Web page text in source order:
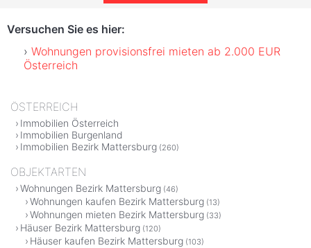
Versuchen Sie es hier:
Wohnungen provisionsfrei mieten ab 2.000 EUR
Österreich
ÖSTERREICH
Immobilien Österreich
Immobilien Burgenland
Immobilien Bezirk Mattersburg (260)
OBJEKTARTEN
Wohnungen Bezirk Mattersburg (46)
Wohnungen kaufen Bezirk Mattersburg (13)
Wohnungen mieten Bezirk Mattersburg (33)
Häuser Bezirk Mattersburg (120)
Häuser kaufen Bezirk Mattersburg (103)